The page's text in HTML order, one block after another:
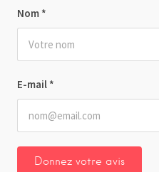
Nom *
E-mail *